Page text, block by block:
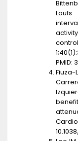
Laufs
PMID: